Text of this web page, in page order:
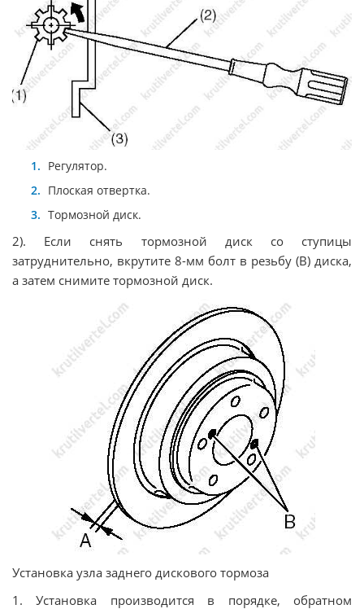
Регулятор.
Плоская отвертка.
Тормозной диск.
2). Если снять тормозной диск со ступицы
затруднительно, вкрутите 8-мм болт в резьбу (B) диска,
а затем снимите тормозной диск.
Установка узла заднего дискового тормоза
1. Установка производится в порядке, обратном